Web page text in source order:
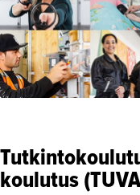
koulutus